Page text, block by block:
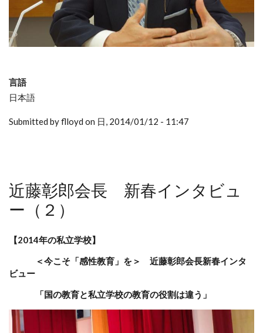
言語
日本語
Submitted by flloyd on 日, 2014/01/12 - 11:47
近藤彰郎会長 新春インタビュ
ー（２）
【2014年の私立学校】
＜今こそ「感性教育」を＞ 近藤彰郎会長新春インタ
ビュー
「国の教育と私立学校の教育の役割は違う」